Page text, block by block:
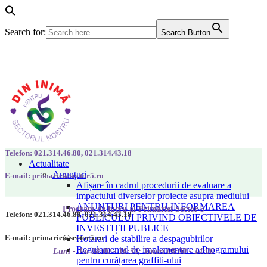
Search for: Search Button
Actualitate
Anunțuri
Afișare în cadrul procedurii de evaluare a
impactului diverselor proiecte asupra mediului
ANUNȚURI PENTRU INFORMAREA
PUBLICULUI PRIVIND OBIECTIVELE DE
INVESTIȚII PUBLICE
Hotarari de stabilire a despagubirilor
Regulamentul de implementare a Programului
pentru curățarea graffiti-ului
Telefon: 021.314.46.80, 021.314.43.18
E-mail: primarie@sector5.ro
Program de lucru al Primăriei Sector 5
Luni - Joi 08:00 - 16:30; Vineri 08:00 - 14:00
Telefon: 021.314.46.80, 021.314.43.18
E-mail: primarie@sector5.ro